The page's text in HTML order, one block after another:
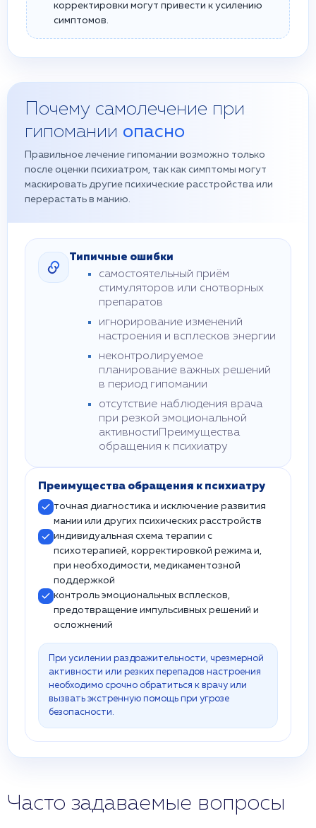
корректировки могут привести к усилению
симптомов.
Почему самолечение при
гипомании опасно
Правильное лечение гипомании возможно только
после оценки психиатром, так как симптомы могут
маскировать другие психические расстройства или
перерастать в манию.
Типичные ошибки
самостоятельный приём
стимуляторов или снотворных
препаратов
игнорирование изменений
настроения и всплесков энергии
неконтролируемое
планирование важных решений
в период гипомании
отсутствие наблюдения врача
при резкой эмоциональной
активностиПреимущества
обращения к психиатру
Преимущества обращения к психиатру
точная диагностика и исключение развития
мании или других психических расстройств
индивидуальная схема терапии с
психотерапией, корректировкой режима и,
при необходимости, медикаментозной
поддержкой
контроль эмоциональных всплесков,
предотвращение импульсивных решений и
осложнений
При усилении раздражительности, чрезмерной
активности или резких перепадов настроения
необходимо срочно обратиться к врачу или
вызвать экстренную помощь при угрозе
безопасности.
Часто задаваемые вопросы